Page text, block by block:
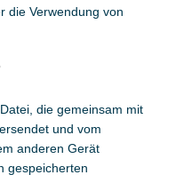
die Verwendung von
die gemeinsam mit
und vom
anderen Gerät
gespeicherten